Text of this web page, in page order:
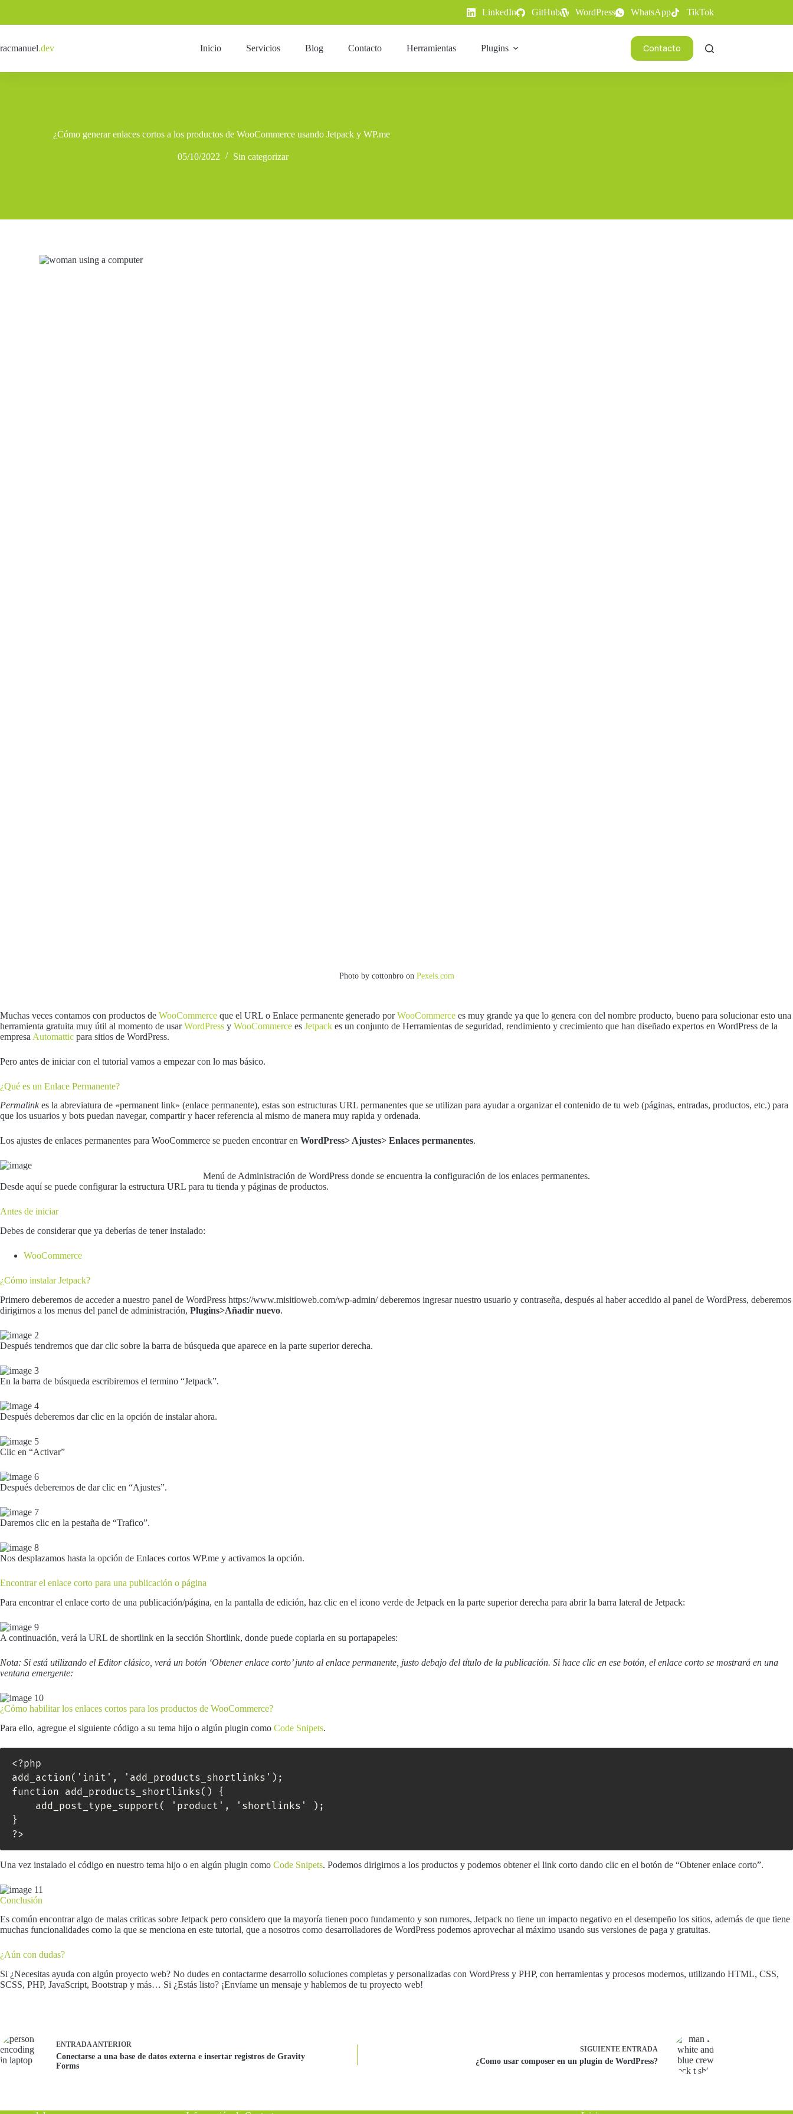
contenido
LinkedIn GitHub WordPress WhatsApp TikTok
racmanuel.dev Inicio Servicios Blog Contacto Herramientas Plugins Contacto
¿Cómo generar enlaces cortos a los productos de WooCommerce usando Jetpack y WP.me
05/10/2022 Sin categorizar
Photo by cottonbro on Pexels.com
Muchas veces contamos con productos de WooCommerce que el URL o Enlace permanente generado porWooCommerce es muy grande ya que lo genera con del nombre producto, bueno para solucionar esto una
herramienta gratuita muy útil al momento de usarWordPress y WooCommerce es Jetpack es un conjunto de Herramientas de seguridad, rendimiento y crecimiento que han diseñado expertos en WordPress de la
empresa Automattic para sitios de WordPress.
Pero antes de iniciar con el tutorial vamos a empezar con lo mas básico.
¿Qué es un Enlace Permanente?
Permalinkes la abreviatura de «permanent link» (enlace permanente), estas son estructuras URL permanentes que se utilizan para ayudar a organizar el contenido de tu web (páginas, entradas, productos, etc.) para
que los usuarios y bots puedan navegar, compartir y hacer referencia al mismo de manera muy rapida y ordenada.
Los ajustes de enlaces permanentes para WooCommerce se pueden encontrar en WordPress> Ajustes> Enlaces permanentes.
Menú de Administración de WordPress donde se encuentra la configuración de los enlaces permanentes.
Desde aquí se puede configurar la estructura URL para tu tienda y páginas de productos.
Antes de iniciar
Debes de considerar que ya deberías de tener instalado:
WooCommerce
¿Cómo instalar Jetpack?
Primero deberemos de acceder a nuestro panel de WordPress https://www.misitioweb.com/wp-admin/ deberemos ingresar nuestro usuario y contraseña, después al haber accedido al panel de WordPress, deberemos
dirigirnos a los menus del panel de administración, Plugins>Añadir nuevo.
Después tendremos que dar clic sobre la barra de búsqueda que aparece en la parte superior derecha.
En la barra de búsqueda escribiremos el termino “Jetpack”.
Después deberemos dar clic en la opción de instalar ahora.
Clic en “Activar”
Después deberemos de dar clic en “Ajustes”.
Daremos clic en la pestaña de “Trafico”.
Nos desplazamos hasta la opción de Enlaces cortos WP.me y activamos la opción.
Encontrar el enlace corto para una publicación o página
Para encontrar el enlace corto de una publicación/página, en la pantalla de edición, haz clic en el icono verde de Jetpack en la parte superior derecha para abrir la barra lateral de Jetpack:
A continuación, verá la URL de shortlink en la sección Shortlink, donde puede copiarla en su portapapeles:
Nota: Si está utilizando el Editor clásico, verá un botón ‘Obtener enlace corto’ junto al enlace permanente, justo debajo del título de la publicación. Si hace clic en ese botón, el enlace corto se mostrará en una
ventana emergente:
¿Cómo habilitar los enlaces cortos para los productos de WooCommerce?
Para ello, agregue el siguiente código a su tema hijo o algún plugin como Code Snipets.
<?php
add_action('init', 'add_products_shortlinks');
function add_products_shortlinks() {
}
?>
Una vez instalado el código en nuestro tema hijo o en algún plugin como Code Snipets. Podemos dirigirnos a los productos y podemos obtener el link corto dando clic en el botón de “Obtener enlace corto”.
Conclusión
Es común encontrar algo de malas criticas sobre Jetpack pero considero que la mayoría tienen poco fundamento y son rumores, Jetpack no tiene un impacto negativo en el desempeño los sitios, además de que tiene
muchas funcionalidades como la que se menciona en este tutorial, que a nosotros como desarrolladores de WordPress podemos aprovechar al máximo usando sus versiones de paga y gratuitas.
¿Aún con dudas?
Si ¿Necesitas ayuda con algún proyecto web? No dudes en contactarme desarrollo soluciones completas y personalizadas con WordPress y PHP, con herramientas y procesos modernos, utilizando HTML, CSS,
SCSS, PHP, JavaScript, Bootstrap y más… Si ¿Estás listo? ¡Envíame un mensaje y hablemos de tu proyecto web!
ENTRADA ANTERIOR
Conectarse a una base de datos externa e insertar registros de Gravity
Forms
SIGUIENTE ENTRADA
¿Como usar composer en un plugin de WordPress?